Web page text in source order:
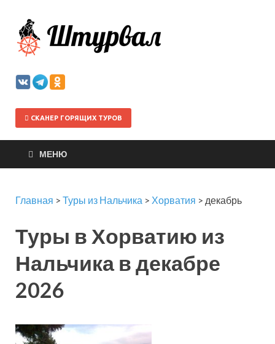
СКАНЕР ГОРЯЩИХ ТУРОВ
МЕНЮ
Главная > Туры из Нальчика > Хорватия > декабрь
Туры в Хорватию из
Нальчика в декабре
2026